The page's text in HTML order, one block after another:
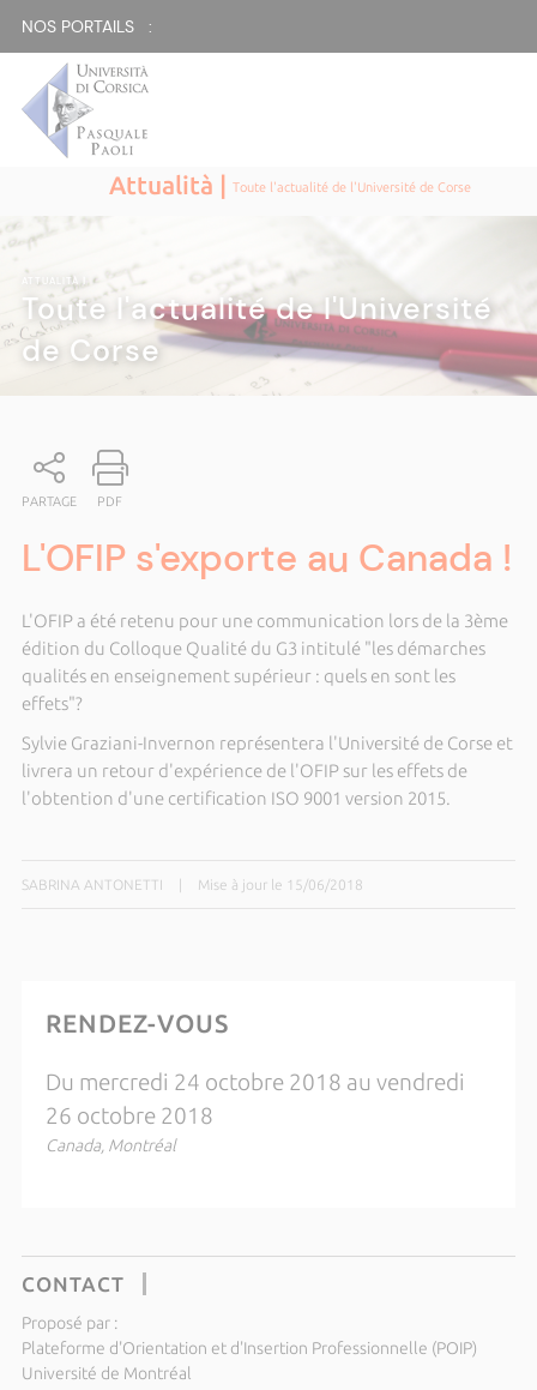
NOS PORTAILS :
Attualità |Toute l'actualité de l'Université de Corse
ATTUALITÀ|
Toute l'actualité de l'Université
de Corse
PARTAGE PDF
L'OFIP s'exporte au Canada !
L'OFIP a été retenu pour une communication lors de la 3ème
édition du Colloque Qualité du G3 intitulé "les démarches
qualités en enseignement supérieur : quels en sont les
effets"?
Sylvie Graziani-Invernon représentera l'Université de Corse et
livrera un retour d'expérience de l'OFIP sur les effets de
l'obtention d'une certification ISO 9001 version 2015.
SABRINA ANTONETTI Mise à jour le 15/06/2018
RENDEZ-VOUS
Du mercredi 24 octobre 2018 au vendredi
26 octobre 2018
Canada, Montréal
CONTACT
Proposé par :
Plateforme d'Orientation et d'Insertion Professionnelle (POIP)
Université de Montréal